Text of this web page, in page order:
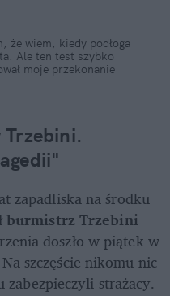
że wiem, kiedy podłoga
Ale ten test szybko
moje przekonanie
zapadliska na środku
burmistrz Trzebini
doszło w piątek w
szczęście nikomu nic
zabezpieczyli strażacy.